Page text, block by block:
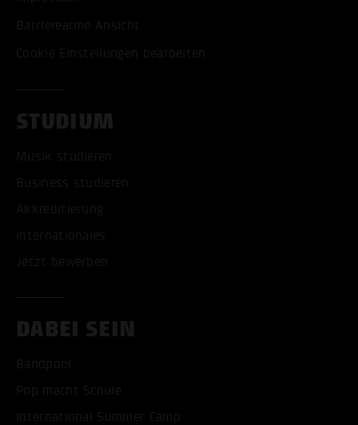
Barrierearme Ansicht
Cookie Einstellungen bearbeiten
STUDIUM
Musik studieren
Business studieren
Akkreditierung
Internationales
Jetzt bewerben
DABEI SEIN
Bandpool
Pop macht Schule
International Summer Camp